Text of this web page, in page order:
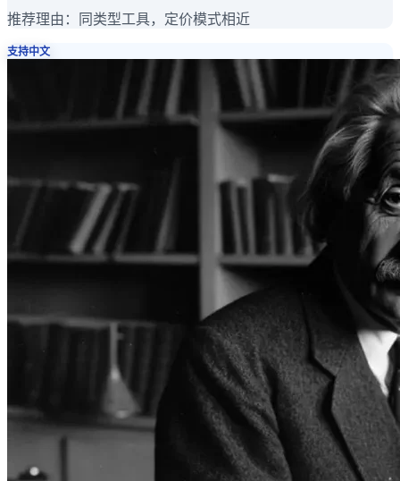
推荐理由： 同类型工具，定价模式相近
支持中文